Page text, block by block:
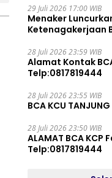
29 Juli 2026 17:00 WIB
Menaker
Ketenagakerjaan
28 Juli 2026 23:59 WIB
Alamat Kontak
Telp:0817819444
28 Juli 2026 23:55 WIB
BCA KCU
28 Juli 2026 23:50 WIB
ALAMAT BCA KCP
Telp:0817819444